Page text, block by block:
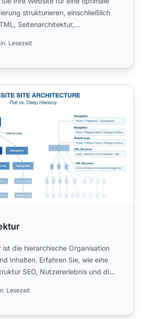
strukturieren, einschließlich
Seitenarchitektur,
Lesezeit
ist die hierarchische Organisation
Inhalten. Erfahren Sie, wie eine
SEO, Nutzererlebnis und die
Lesezeit